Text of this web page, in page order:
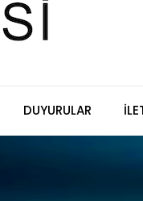
DUYURULAR